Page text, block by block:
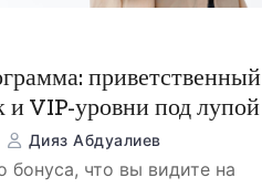
приветственный
и VIP-уровни под лупой
Дияз Абдуалиев
бонуса, что вы видите на